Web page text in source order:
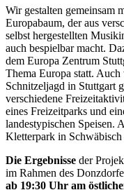
Wir gestalten gemeinsam
Europabaum, der aus
selbst hergestellten
auch bespielbar macht.
dem Europa Zentrum
Thema Europa statt.
Schnitzeljagd in Stuttgart
verschiedene
eines Freizeitparks und
landestypischen Speisen.
Kletterpark in Schwäbisch
Die Ergebnisse der
im Rahmen des
ab 19:30 Uhr am